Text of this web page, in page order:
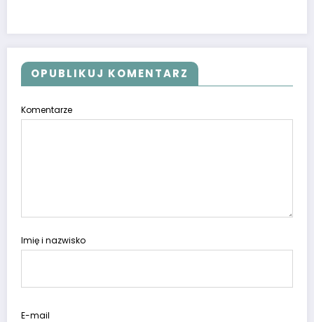
OPUBLIKUJ KOMENTARZ
Komentarze
Imię i nazwisko
E-mail